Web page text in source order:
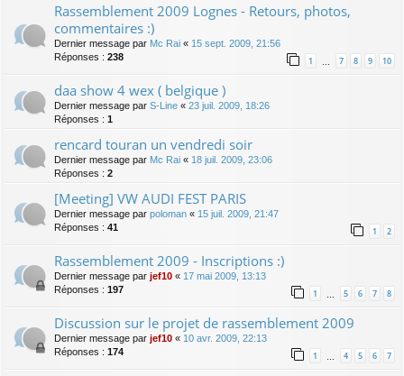
Rassemblement 2009 Lognes - Retours, photos,
commentaires :)
Dernier message par Mc Rai « 15 sept. 2009, 21:56
Réponses : 238 1 … 7 8 9 10
daa show 4 wex ( belgique )
Dernier message par S-Line « 23 juil. 2009, 18:26
Réponses : 1
rencard touran un vendredi soir
Dernier message par Mc Rai « 18 juil. 2009, 23:06
Réponses : 2
[Meeting] VW AUDI FEST PARIS
Dernier message par poloman « 15 juil. 2009, 21:47
Réponses : 41 1 2
Rassemblement 2009 - Inscriptions :)
Dernier message par jef10 « 17 mai 2009, 13:13
Réponses : 197 1 … 5 6 7 8
Discussion sur le projet de rassemblement 2009
Dernier message par jef10 « 10 avr. 2009, 22:13
Réponses : 174 1 … 4 5 6 7